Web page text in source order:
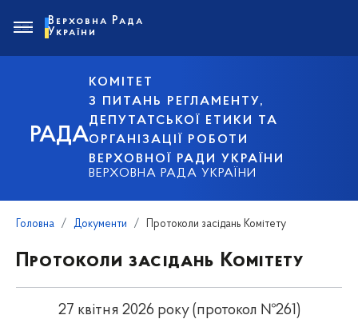
РАДА
КОМІТЕТ
З ПИТАНЬ РЕГЛАМЕНТУ,
ДЕПУТАТСЬКОЇ ЕТИКИ ТА
ОРГАНІЗАЦІЇ РОБОТИ
ВЕРХОВНОЇ РАДИ УКРАЇНИ
ВЕРХОВНА РАДА УКРАЇНИ
Верховна Рада
України
Головна Документи Протоколи засідань Комітету
Протоколи засідань Комітету
27 квітня 2026 року (протокол №261)